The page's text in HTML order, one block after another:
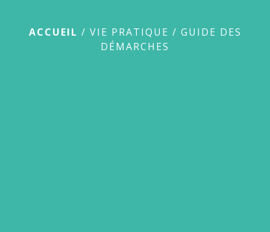
ACCUEIL / VIE PRATIQUE / GUIDE DES
DÉMARCHES